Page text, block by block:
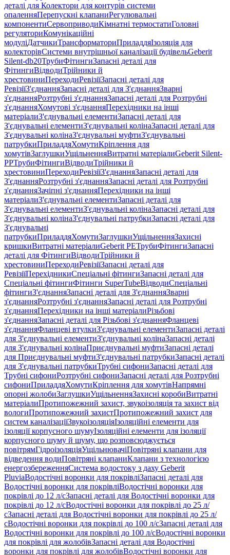
деталі для Колектори для контурів системи
опаленняПерепускні клапаниРегулювальні
компонентиСервоприводиКімнатні термостатиГоловні
регуляториКомунікаційні
модуліДатчикиТрансформаториПриладдяІзоляція для
колекторівСистеми внутрішньої каналізації будівельGeberit
Silent-db20ТрубиФітингиЗапасні деталі для
ФітингиВідводиТрійники й
хрестовиниПереходиРевізіїЗапасні деталі для
РевізіїЗ'єднанняЗапасні деталі для З'єднанняЗварні
з'єднанняРозтрубні з'єднанняЗапасні деталі для Розтрубні
з'єднанняХомутові з'єднанняПерехідники на інші
матеріалиЗ'єднувальні елементиЗапасні деталі для
З'єднувальні елементиЗ'єднувальні колінаЗапасні деталі для
З'єднувальні колінаЗ'єднувальні муфтиЗ'єднувальні
патрубкиПриладдяХомутиКріплення для
хомутівЗаглушкиУщільненняВитратні матеріалиGeberit Silent-
PPТрубиФітингиВідводиТрійники й
хрестовиниПереходиРевізіїЗ'єднанняЗапасні деталі для
З'єднанняРозтрубні з'єднанняЗапасні деталі для Розтрубні
з'єднанняЗачіпні з'єднанняПерехідники на інші
матеріалиЗ'єднувальні елементиЗапасні деталі для
З'єднувальні елементиЗ'єднувальні колінаЗапасні деталі для
З'єднувальні колінаЗ'єднувальні патрубкиЗапасні деталі для
З'єднувальні
патрубкиПриладдяХомутиЗаглушкиУщільненняЗахисні
кришкиВитратні матеріалиGeberit PEТрубиФітингиЗапасні
деталі для ФітингиВідводиТрійники й
хрестовиниПереходиРевізіїЗапасні деталі для
РевізіїПерехідникиСпеціальні фітингиЗапасні деталі для
Спеціальні фітингиФітинги SuperTubeВідводиСпеціальні
фітингиЗ'єднанняЗапасні деталі для З'єднанняЗварні
з'єднанняРозтрубні з'єднанняЗапасні деталі для Розтрубні
з'єднанняПерехідники на інші матеріалиРізьбові
з'єднанняЗапасні деталі для Різьбові з'єднанняФланцеві
з'єднанняФланцеві втулкиЗ'єднувальні елементиЗапасні деталі
для З'єднувальні елементиЗ'єднувальні колінаЗапасні деталі
для З'єднувальні колінаПриєднувальні муфтиЗапасні деталі
для Приєднувальні муфтиЗ'єднувальні патрубкиЗапасні деталі
для З'єднувальні патрубкиТрубні сифониЗапасні деталі для
Трубні сифониРозтрубні сифониЗапасні деталі для Розтрубні
сифониПриладдяХомутиКріплення для хомутівНапрямні
опорні жолобиЗаглушкиУщільненняЗахисні коробиВитратні
матеріалиПротипожежний захист, звукоізоляція та захист від
вологиПротипожежний захистПротипожежний захист для
систем каналізаціїЗвукоізоляціяІзоляційні елементи для
ізоляції корпусного шумуІзоляційні елементи для ізоляції
корпусного шуму й шуму, що розповсюджується
повітрямГідроізоляціяУщільнювачіПовітряні клапани для
відведення водиПовітряні клапаниКлапани з технологією
енергозбереженняСистема водостоку з даху Geberit
PluviaВодостічні воронки для покрівліЗапасні деталі для
Водостічні воронки для покрівліВодостічні воронки для
покрівлі до 12 л/сЗапасні деталі для Водостічні воронки для
покрівлі до 12 л/сВодостічні воронки для покрівлі до 25 л/
сЗапасні деталі для Водостічні воронки для покрівлі до 25 л/
сВодостічні воронки для покрівлі до 100 л/сЗапасні деталі для
Водостічні воронки для покрівлі до 100 л/сВодостічні воронки
для покрівлі для жолобівЗапасні деталі для Водостічні
воронки для покрівлі для жолобівВодостічні воронки для